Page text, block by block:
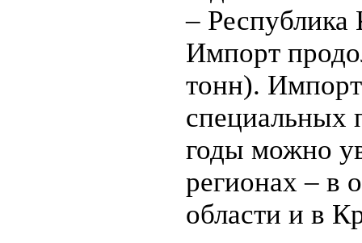
– Республика
Импорт
тонн).
специальных
годы можно
регионах – в
области и в